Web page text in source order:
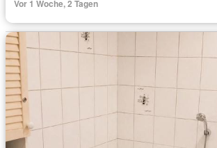
Vor 1 Woche, 2 Tagen